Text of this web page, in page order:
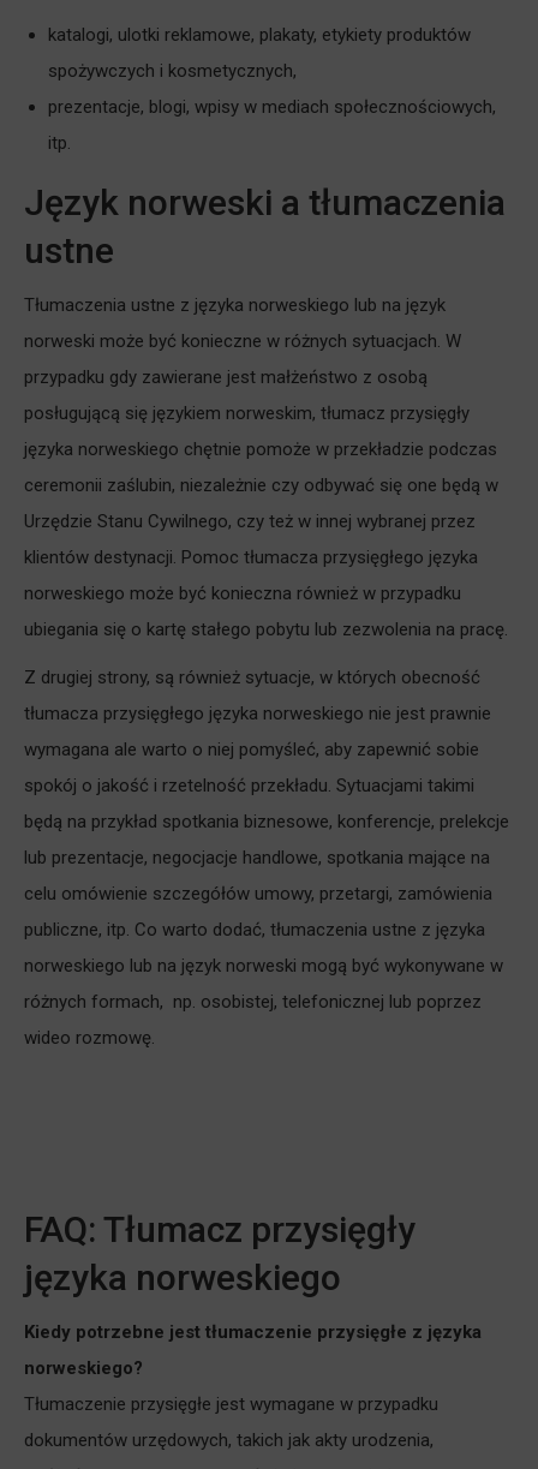
katalogi, ulotki reklamowe, plakaty, etykiety produktów
spożywczych i kosmetycznych,
prezentacje, blogi, wpisy w mediach społecznościowych,
itp.
Język norweski a tłumaczenia
ustne
Tłumaczenia ustne z języka norweskiego lub na język
norweski może być konieczne w różnych sytuacjach. W
przypadku gdy zawierane jest małżeństwo z osobą
posługującą się językiem norweskim, tłumacz przysięgły
języka norweskiego chętnie pomoże w przekładzie podczas
ceremonii zaślubin, niezależnie czy odbywać się one będą w
Urzędzie Stanu Cywilnego, czy też w innej wybranej przez
klientów destynacji. Pomoc tłumacza przysięgłego języka
norweskiego może być konieczna również w przypadku
ubiegania się o kartę stałego pobytu lub zezwolenia na pracę.
Z drugiej strony, są również sytuacje, w których obecność
tłumacza przysięgłego języka norweskiego nie jest prawnie
wymagana ale warto o niej pomyśleć, aby zapewnić sobie
spokój o jakość i rzetelność przekładu. Sytuacjami takimi
będą na przykład spotkania biznesowe, konferencje, prelekcje
lub prezentacje, negocjacje handlowe, spotkania mające na
celu omówienie szczegółów umowy, przetargi, zamówienia
publiczne, itp. Co warto dodać, tłumaczenia ustne z języka
norweskiego lub na język norweski mogą być wykonywane w
różnych formach, np. osobistej, telefonicznej lub poprzez
wideo rozmowę.
FAQ: Tłumacz przysięgły
języka norweskiego
Kiedy potrzebne jest tłumaczenie przysięgłe z języka
norweskiego?
Tłumaczenie przysięgłe jest wymagane w przypadku
dokumentów urzędowych, takich jak akty urodzenia,